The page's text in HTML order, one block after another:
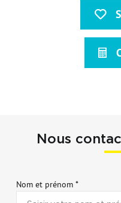
Nous
Nom et prénom *